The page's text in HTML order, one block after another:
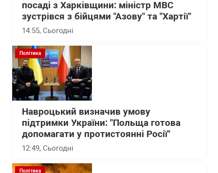
посаді з Харківщини: міністр МВС
зустрівся з бійцями "Азову" та "Хартії"
14:55, Сьогодні
Політика
Навроцький визначив умову
підтримки України: "Польща готова
допомагати у протистоянні Росії"
12:49, Сьогодні
Політика